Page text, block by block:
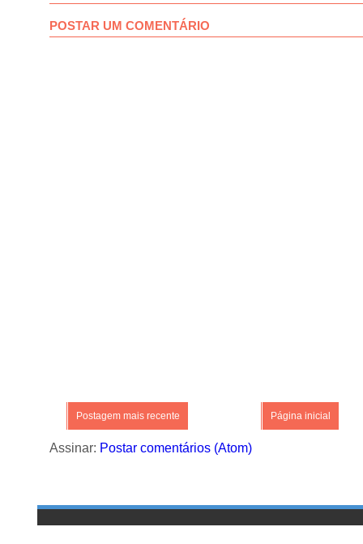
POSTAR UM COMENTÁRIO
Postagem mais recente Página inicial
Assinar: Postar comentários (Atom)